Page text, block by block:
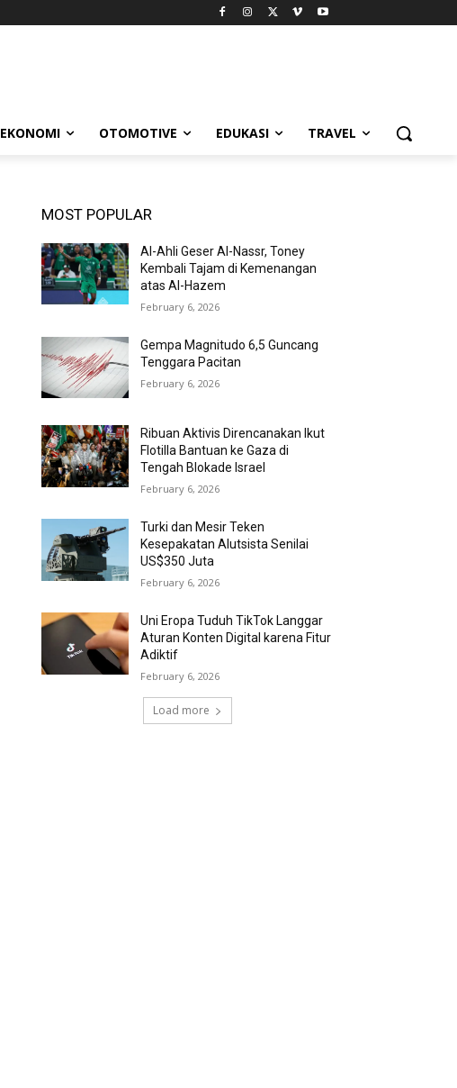
EKONOMI OTOMOTIVE EDUKASI TRAVEL
MOST POPULAR
Al-Ahli Geser Al-Nassr, Toney
Kembali Tajam di Kemenangan
atas Al-Hazem
February 6, 2026
Gempa Magnitudo 6,5 Guncang
Tenggara Pacitan
February 6, 2026
Ribuan Aktivis Direncanakan Ikut
Flotilla Bantuan ke Gaza di
Tengah Blokade Israel
February 6, 2026
Turki dan Mesir Teken
Kesepakatan Alutsista Senilai
US$350 Juta
February 6, 2026
Uni Eropa Tuduh TikTok Langgar
Aturan Konten Digital karena Fitur
Adiktif
February 6, 2026
Load more